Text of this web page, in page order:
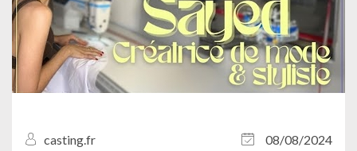
casting.fr
08/08/2024